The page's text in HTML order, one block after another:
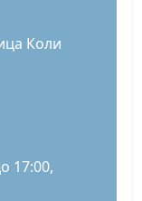
Коли
17:00,